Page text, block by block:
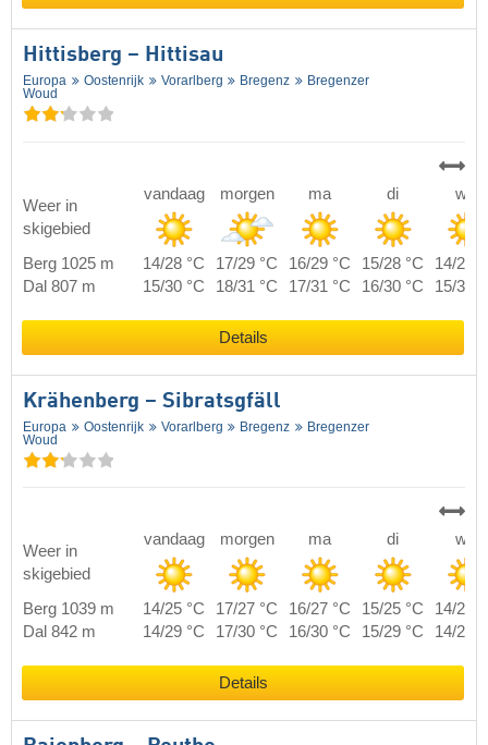
Hittisberg – Hittisau
Europa Oostenrijk Vorarlberg Bregenz
Bregenzer
Woud
Weer in
skigebied
vandaag morgen ma di wo
Berg 1025 m 14/28 °C 17/29 °C 16/29 °C 15/28 °C
14/28
Dal 807 m
15/30 °C 18/31 °C 17/31 °C 16/30 °C 15/30
Details
Krähenberg – Sibratsgfäll
Europa Oostenrijk Vorarlberg Bregenz
Bregenzer
Woud
Weer in
skigebied
vandaag morgen ma di wo
Berg 1039 m 14/25 °C 17/27 °C 16/27 °C 15/25 °C
14/25
Dal 842 m
14/29 °C 17/30 °C 16/30 °C 15/29 °C 14/29
Details